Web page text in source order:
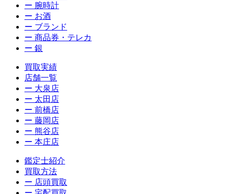
ー 腕時計
ー お酒
ー ブランド
ー 商品券・テレカ
ー 銀
買取実績
店舗一覧
ー 大泉店
ー 太田店
ー 前橋店
ー 藤岡店
ー 熊谷店
ー 本庄店
鑑定士紹介
買取方法
ー 店頭買取